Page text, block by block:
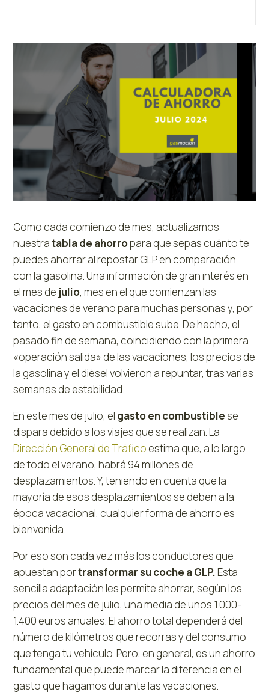
Como cada comienzo de mes, actualizamos
nuestratabla de ahorropara que sepas cuánto te
puedes ahorrar al repostar GLP en comparación
con la gasolina. Una información de gran interés en
el mes de julio, mes en el que comienzan las
vacaciones de verano para muchas personas y, por
tanto, el gasto en combustible sube. De hecho, el
pasado fin de semana, coincidiendo con la primera
«operación salida» de las vacaciones, los precios de
la gasolina y el diésel volvieron a repuntar, tras varias
semanas de estabilidad.
En este mes de julio, el gasto en combustiblese
dispara debido a los viajes que se realizan. La
Dirección General de Tráfico estima que, a lo largo
de todo el verano, habrá 94 millones de
desplazamientos. Y, teniendo en cuenta que la
mayoría de esos desplazamientos se deben a la
época vacacional, cualquier forma de ahorro es
bienvenida.
Por eso son cada vez más los conductores que
apuestan portransformar su coche a GLP.Esta
sencilla adaptación les permite ahorrar, según los
precios del mes de julio, una media de unos 1.000-
1.400 euros anuales. El ahorro total dependerá del
número de kilómetros que recorras y del consumo
que tenga tu vehículo. Pero, en general, es un ahorro
fundamental que puede marcar la diferencia en el
gasto que hagamos durante las vacaciones.